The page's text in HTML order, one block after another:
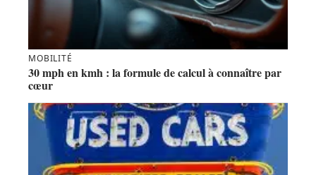
MOBILITÉ
30 mph en kmh : la formule de calcul à connaître par
cœur